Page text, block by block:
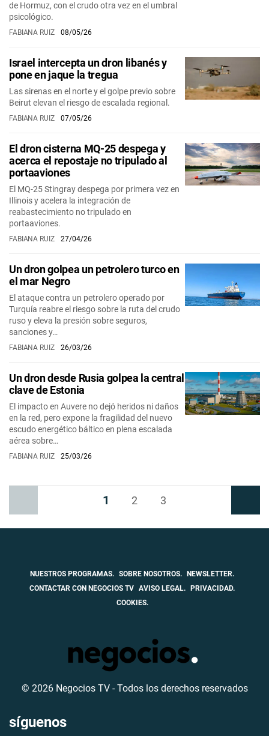
de Hormuz, con el crudo otra vez en el umbral
psicológico.
FABIANA RUIZ 08/05/26
Israel intercepta un dron libanés y
pone en jaque la tregua
Las sirenas en el norte y el golpe previo sobre
Beirut elevan el riesgo de escalada regional.
FABIANA RUIZ 07/05/26
El dron cisterna MQ-25 despega y
acerca el repostaje no tripulado al
portaaviones
El MQ-25 Stingray despega por primera vez en
Illinois y acelera la integración de
reabastecimiento no tripulado en
portaaviones.
FABIANA RUIZ 27/04/26
Un dron golpea un petrolero turco en
el mar Negro
El ataque contra un petrolero operado por
Turquía reabre el riesgo sobre la ruta del crudo
ruso y eleva la presión sobre seguros,
sanciones y…
FABIANA RUIZ 26/03/26
Un dron desde Rusia golpea la central
clave de Estonia
El impacto en Auvere no dejó heridos ni daños
en la red, pero expone la fragilidad del nuevo
escudo energético báltico en plena escalada
aérea sobre…
FABIANA RUIZ 25/03/26
1 2 3
NUESTROS PROGRAMAS. SOBRE NOSOTROS.
NEWSLETTER.
CONTACTAR CON NEGOCIOS TV AVISO LEGAL.
PRIVACIDAD.
COOKIES.
© 2026 Negocios TV - Todos los derechos reservados
síguenos